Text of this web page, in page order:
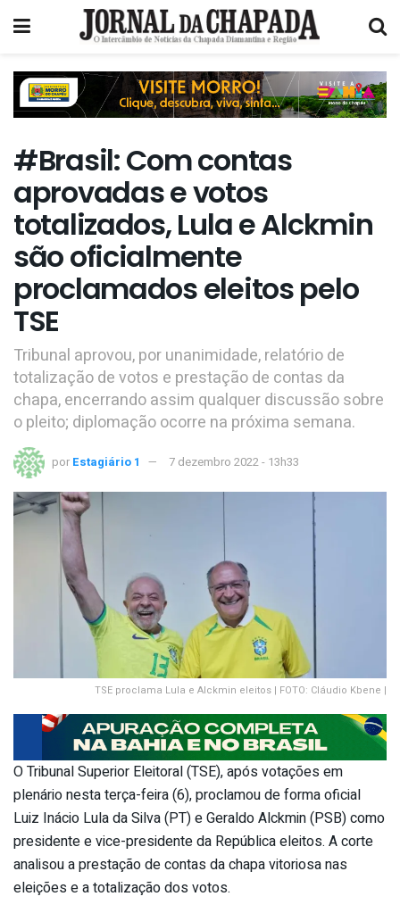
#Brasil: Com contas
aprovadas e votos
totalizados, Lula e Alckmin
são oficialmente
proclamados eleitos pelo
TSE
Tribunal aprovou, por unanimidade, relatório de
totalização de votos e prestação de contas da
chapa, encerrando assim qualquer discussão sobre
o pleito; diplomação ocorre na próxima semana.
por Estagiário 1 7 dezembro 2022 - 13h33
TSE proclama Lula e Alckmin eleitos | FOTO: Cláudio Kbene |
O Tribunal Superior Eleitoral (TSE), após votações em
plenário nesta terça-feira (6), proclamou de forma oficial
Luiz Inácio Lula da Silva (PT) e Geraldo Alckmin (PSB) como
presidente e vice-presidente da República eleitos. A corte
analisou a prestação de contas da chapa vitoriosa nas
eleições e a totalização dos votos.